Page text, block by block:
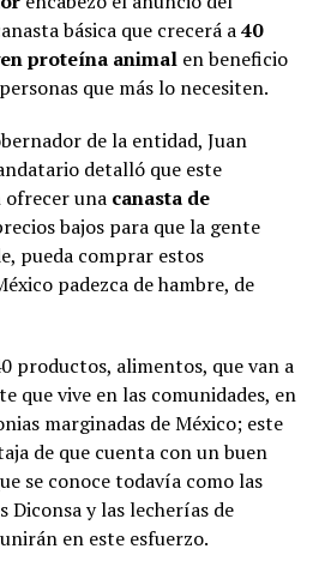
básica que crecerá a40
proteína animalen beneficio
que más lo necesiten.
de la entidad, Juan
detalló que este
ofrecer una canasta de
bajos para que la gente
pueda comprar estos
padezca de hambre, de
productos, alimentos, que van a
que vive en las comunidades, en
marginadas de México; este
de que cuenta con un buen
se conoce todavía como las
Diconsa y las lecherías de
en este esfuerzo.